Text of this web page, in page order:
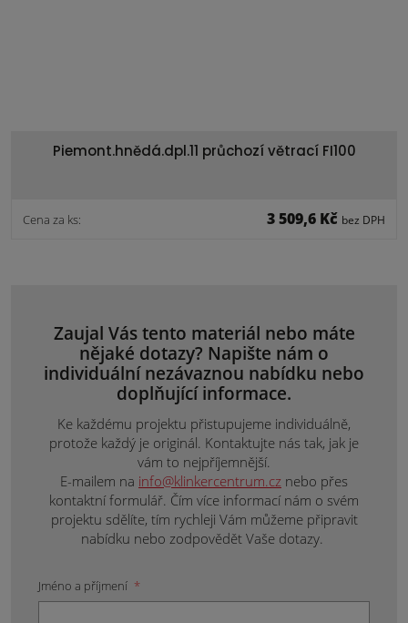
Piemont.hnědá.dpl.11 průchozí větrací FI100
Cena za ks: 3 509,6 Kč bez DPH
Zaujal Vás tento materiál nebo máte
nějaké dotazy? Napište nám o
individuální nezávaznou nabídku nebo
doplňující informace.
Ke každému projektu přistupujeme individuálně,
protože každý je originál. Kontaktujte nás tak, jak je
vám to nejpříjemnější.
E-mailem na info@klinkercentrum.cz nebo přes
kontaktní formulář. Čím více informací nám o svém
projektu sdělíte, tím rychleji Vám můžeme připravit
nabídku nebo zodpovědět Vaše dotazy.
Jméno a příjmení *